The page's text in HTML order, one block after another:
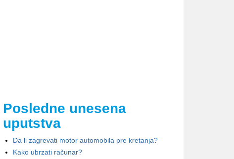
Posledne unesena
uputstva
Da li zagrevati motor automobila pre kretanja?
Kako ubrzati računar?